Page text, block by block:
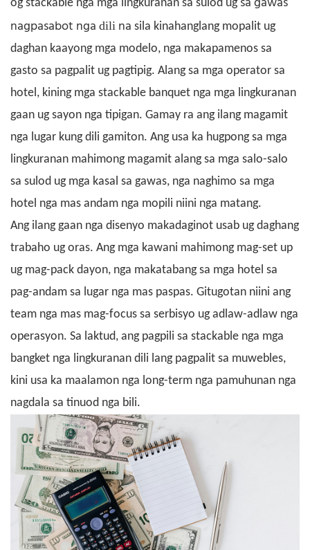
og stackable nga mga lingkuranan sa sulod ug
nagpasabot nga dili na sila kinahanglang mopalit ug
daghan kaayong mga modelo, nga makapamenos sa
gasto sa pagpalit ug pagtipig. Alang sa mga operator sa
hotel, kining mga stackable banquet nga mga lingkuranan
gaan ug sayon ​​nga tipigan. Gamay ra ang ilang magamit
nga lugar kung dili gamiton. Ang usa ka hugpong sa mga
lingkuranan mahimong magamit alang sa mga salo-salo
sa sulod ug mga kasal sa gawas, nga naghimo sa mga
hotel nga mas andam nga mopili niini nga matang.
Ang ilang gaan nga disenyo makadaginot usab ug daghang
trabaho ug oras. Ang mga kawani mahimong mag-set up
ug mag-pack dayon, nga makatabang sa mga hotel sa
pag-andam sa lugar nga mas paspas. Gitugotan niini ang
team nga mas mag-focus sa serbisyo ug adlaw-adlaw nga
operasyon. Sa laktud, ang pagpili sa stackable nga mga
bangket nga lingkuranan dili lang pagpalit sa muwebles,
kini usa ka maalamon nga long-term nga pamuhunan nga
nagdala sa tinuod nga bili.